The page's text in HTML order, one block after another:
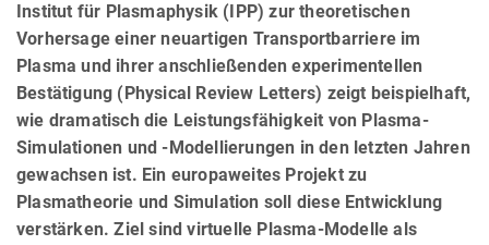
Institut für Plasmaphysik (IPP) zur theoretischen
Vorhersage einer neuartigen Transportbarriere im
Plasma und ihrer anschließenden experimentellen
Bestätigung (Physical Review Letters) zeigt beispielhaft,
wie dramatisch die Leistungsfähigkeit von Plasma-
Simulationen und -Modellierungen in den letzten Jahren
gewachsen ist. Ein europaweites Projekt zu
Plasmatheorie und Simulation soll diese Entwicklung
verstärken. Ziel sind virtuelle Plasma-Modelle als